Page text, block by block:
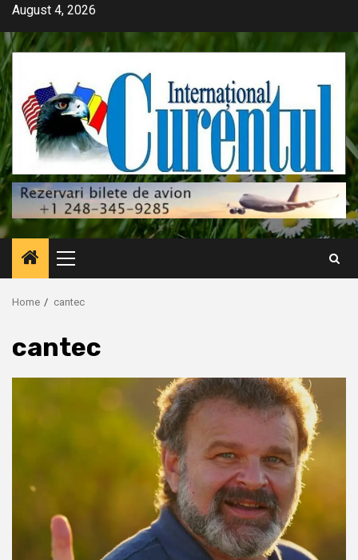
Skip
content
August 4, 2026
Primary
Menu
Home cantec
cantec